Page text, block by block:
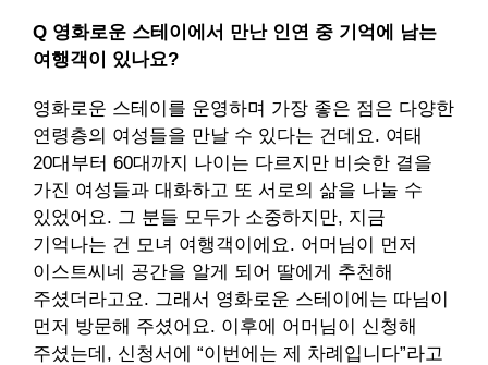
Q 영화로운 스테이에서 만난 인연 중 기억에 남는
여행객이 있나요?
영화로운 스테이를 운영하며 가장 좋은 점은 다양한
연령층의 여성들을 만날 수 있다는 건데요. 여태
20대부터 60대까지 나이는 다르지만 비슷한 결을
가진 여성들과 대화하고 또 서로의 삶을 나눌 수
있었어요. 그 분들 모두가 소중하지만, 지금
기억나는 건 모녀 여행객이에요. 어머님이 먼저
이스트씨네 공간을 알게 되어 딸에게 추천해
주셨더라고요. 그래서 영화로운 스테이에는 따님이
먼저 방문해 주셨어요. 이후에 어머님이 신청해
주셨는데, 신청서에 “이번에는 제 차례입니다”라고